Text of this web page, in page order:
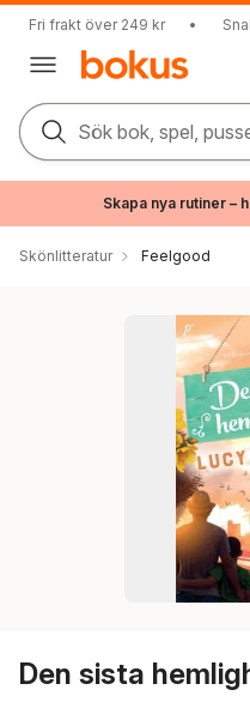
Fri frakt över 249 kr •
Sök bok, spel,
Skapa nya rutiner –
Skönlitteratur Feelgood
Den sista